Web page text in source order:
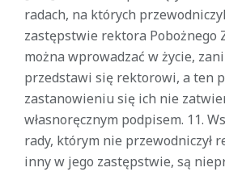
radach, na których
zastępstwie rektora Pobożnego
można wprowadzać w życie,
przedstawi się rektorowi, a ten
zastanowieniu się ich nie
własnoręcznym podpisem. 11.
rady, którym nie przewodniczył
inny w jego zastępstwie, są